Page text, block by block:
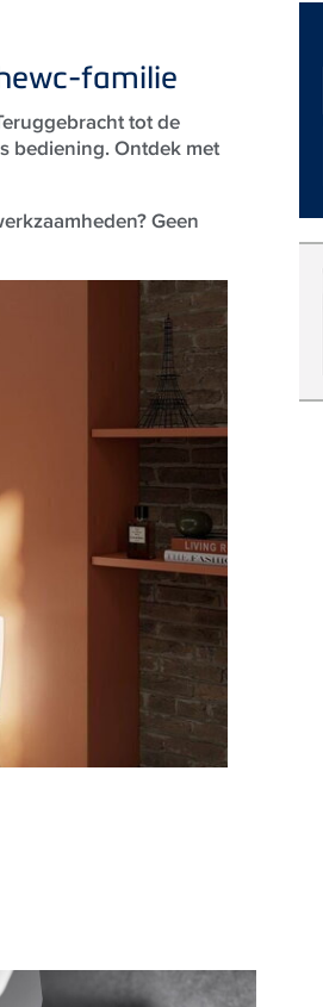
familie
tot de
bediening. Ontdek met
Geen